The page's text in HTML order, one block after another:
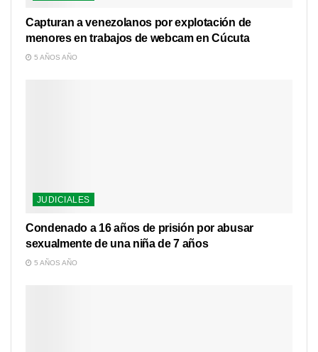
Capturan a venezolanos por explotación de
menores en trabajos de webcam en Cúcuta
5 AÑOS AÑO
JUDICIALES
Condenado a 16 años de prisión por abusar
sexualmente de una niña de 7 años
5 AÑOS AÑO